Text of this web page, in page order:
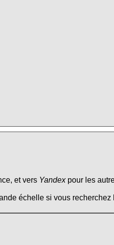
et vers Yandexpour les
échelle si vous recherchez